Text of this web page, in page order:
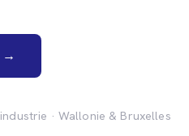
→
· Wallonie & Bruxelles